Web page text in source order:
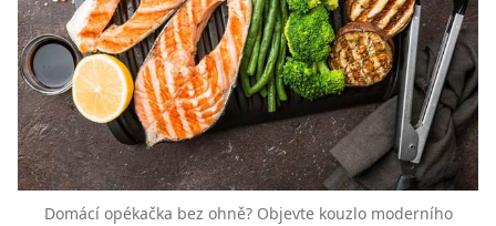
Domácí opékačka bez ohně? Objevte kouzlo moderního